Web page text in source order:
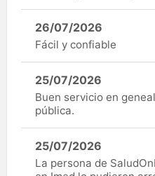
26/07/2026
Fácil y confiable
25/07/2026
Buen servicio en
pública.
25/07/2026
La persona de